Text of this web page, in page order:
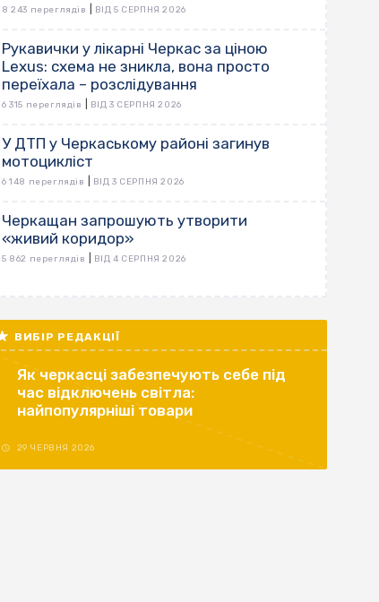
8 243 переглядів ВІД 5 СЕРПНЯ 2026
Рукавички у лікарні Черкас за ціною
Lexus: схема не зникла, вона просто
переїхала – розслідування
6 315 переглядів ВІД 3 СЕРПНЯ 2026
У ДТП у Черкаському районі загинув
мотоцикліст
6 148 переглядів ВІД 3 СЕРПНЯ 2026
Черкащан запрошують утворити
«живий коридор»
5 862 переглядів ВІД 4 СЕРПНЯ 2026
ВИБІР РЕДАКЦІЇ
Як черкасці забезпечують себе під
час відключень світла:
найпопулярніші товари
29 ЧЕРВНЯ 2026